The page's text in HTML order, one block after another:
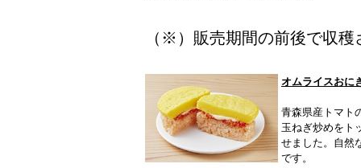
（※）販売期間の前後で収
オムライスおに
青森県産トマト
玉ねぎ炒めをト
せました。自然
です。